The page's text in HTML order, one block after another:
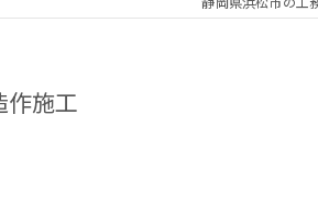
施工